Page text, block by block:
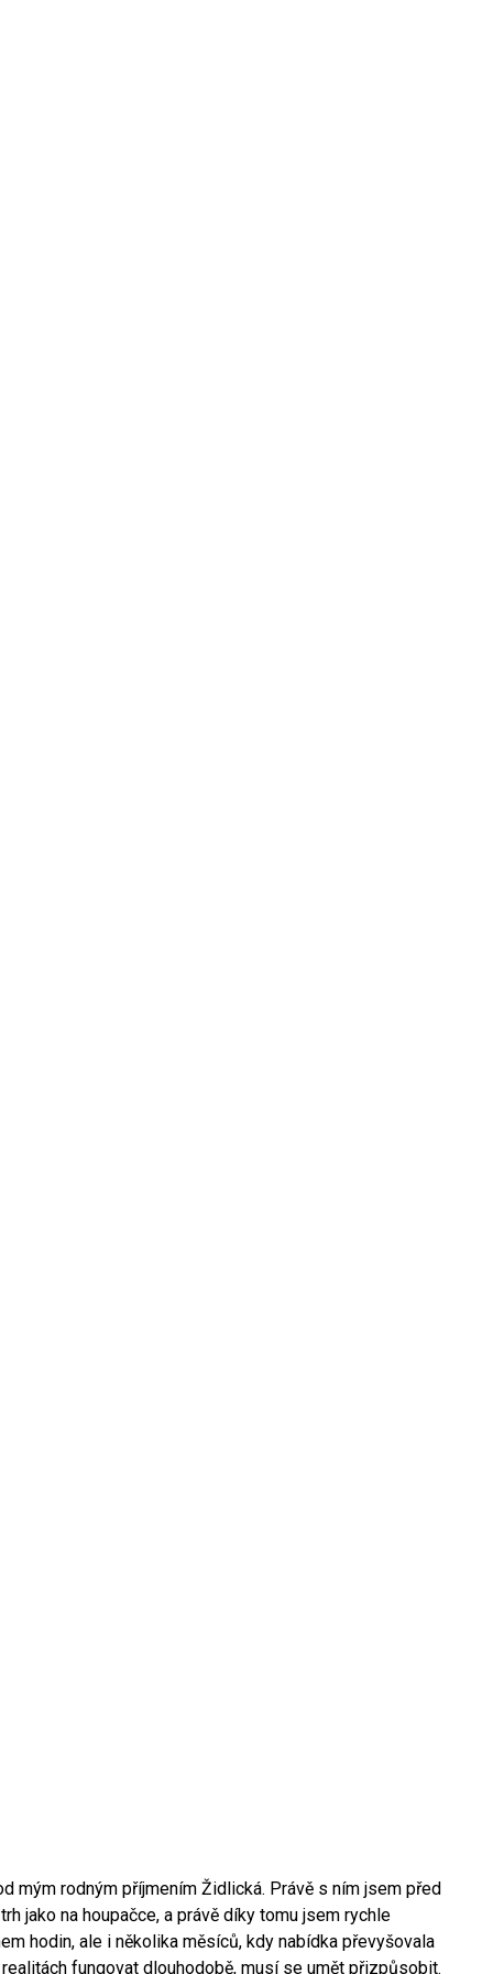
mým rodným příjmením Židlická. Právě s ním jsem před
jako na houpačce, a právě díky tomu jsem rychle
hodin, ale i několika měsíců, kdy nabídka převyšovala
fungovat dlouhodobě, musí se umět přizpůsobit.